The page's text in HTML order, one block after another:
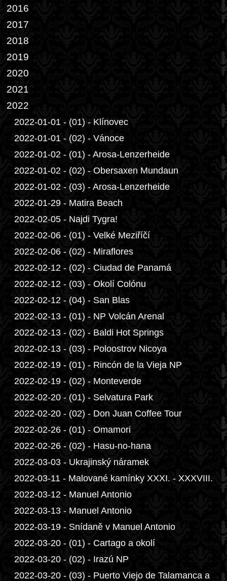
2016
2017
2018
2019
2020
2021
2022
2022-01-01 - (01) - Klínovec
2022-01-01 - (02) - Vánoce
2022-01-02 - (01) - Arosa-Lenzerheide
2022-01-02 - (02) - Obersaxen Mundaun
2022-01-02 - (03) - Arosa-Lenzerheide
2022-01-29 - Matira Beach
2022-02-05 - Najdi Tygra!
2022-02-06 - (01) - Velké Meziříčí
2022-02-06 - (02) - Miraflores
2022-02-12 - (02) - Ciudad de Panamá
2022-02-12 - (03) - Okolí Colónu
2022-02-12 - (04) - San Blas
2022-02-13 - (01) - NP Volcán Arenal
2022-02-13 - (02) - Baldi Hot Springs
2022-02-13 - (03) - Poloostrov Nicoya
2022-02-19 - (01) - Rincón de la Vieja NP
2022-02-19 - (02) - Monteverde
2022-02-20 - (01) - Selvatura Park
2022-02-20 - (02) - Don Juan Coffee Tour
2022-02-26 - (01) - Omamori
2022-02-26 - (02) - Hasu-no-hana
2022-03-03 - Ukrajinský náramek
2022-03-11 - Malované kamínky XXXI. - XXXVIII.
2022-03-12 - Manuel Antonio
2022-03-13 - Manuel Antonio
2022-03-19 - Snídaně v Manuel Antonio
2022-03-20 - (01) - Cartago a okolí
2022-03-20 - (02) - Irazú NP
2022-03-20 - (03) - Puerto Viejo de Talamanca a